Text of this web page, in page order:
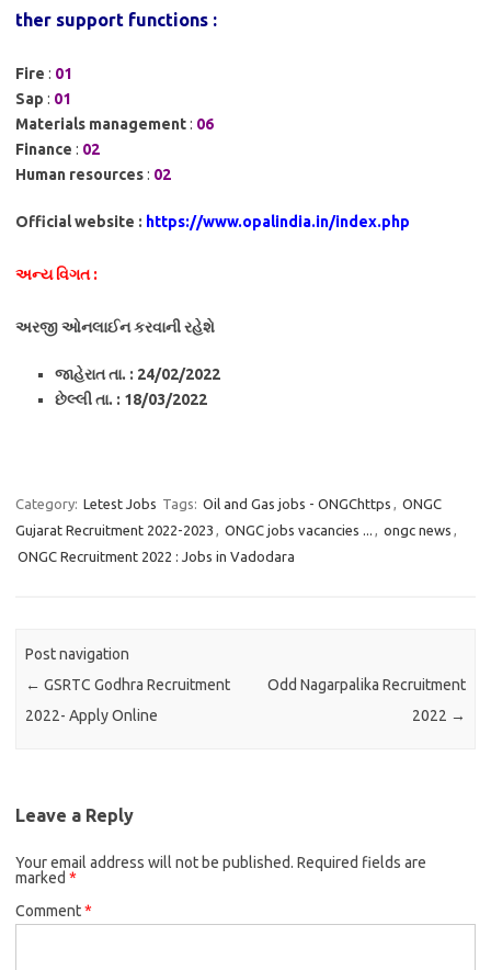
ther support functions :
Fire : 01
Sap : 01
Materials management: 06
Finance : 02
Human resources: 02
Official website : https://www.opalindia.in/index.php
અન્ય વિગત :
અરજી ઓનલાઈન કરવાની રહેશે
જાહેરાત તા. : 24/02/2022
છેલ્લી તા. : 18/03/2022
Category: Letest Jobs Tags: Oil and Gas jobs - ONGChttps , ONGC
Gujarat Recruitment 2022-2023 , ONGC jobs vacancies ... , ongc news ,
ONGC Recruitment 2022 : Jobs in Vadodara
Post navigation
← GSRTC Godhra Recruitment
2022- Apply Online
Odd Nagarpalika Recruitment
2022 →
Leave a Reply
Your email address will not be published. Required fields are
marked *
Comment*